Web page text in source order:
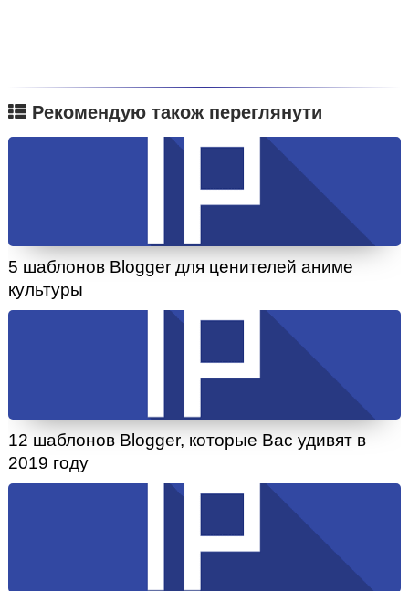
Рекомендую також переглянути
5 шаблонов Blogger для ценителей аниме
культуры
12 шаблонов Blogger, которые Вас удивят в
2019 году